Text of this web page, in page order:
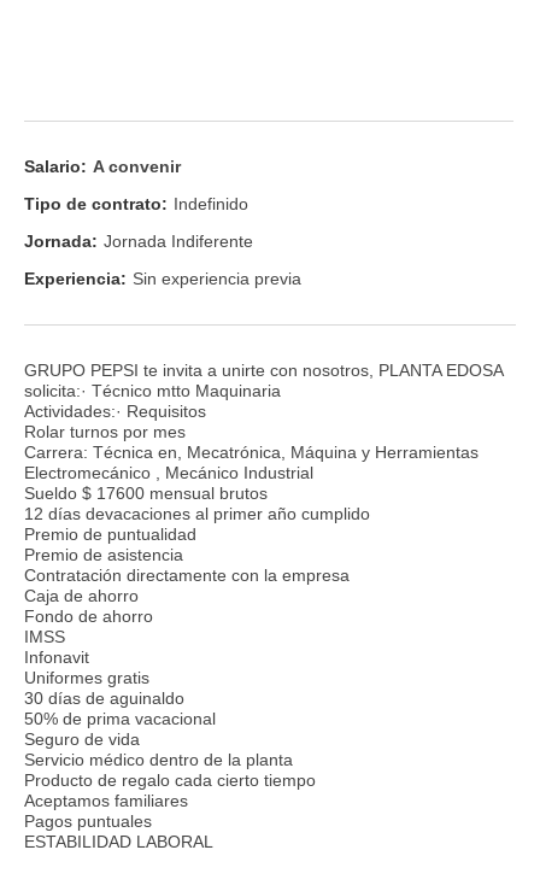
Salario: A convenir
Tipo de contrato: Indefinido
Jornada: Jornada Indiferente
Experiencia: Sin experiencia previa
GRUPO PEPSI te invita a unirte con nosotros, PLANTA EDOSA
solicita:· Técnico mtto Maquinaria
Actividades:· Requisitos
Rolar turnos por mes
Carrera: Técnica en, Mecatrónica, Máquina y Herramientas
Electromecánico , Mecánico Industrial
Sueldo $ 17600 mensual brutos
12 días devacaciones al primer año cumplido
Premio de puntualidad
Premio de asistencia
Contratación directamente con la empresa
Caja de ahorro
Fondo de ahorro
IMSS
Infonavit
Uniformes gratis
30 días de aguinaldo
50% de prima vacacional
Seguro de vida
Servicio médico dentro de la planta
Producto de regalo cada cierto tiempo
Aceptamos familiares
Pagos puntuales
ESTABILIDAD LABORAL